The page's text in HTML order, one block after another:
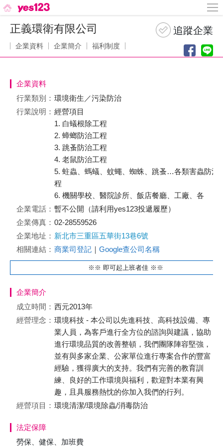
正義環衛有限公司
企業資料 企業簡介 福利制度
企業資料
行業類別： 環境衛生／污染防治
行業說明： 經營項目
1. 白蟻根除工程
2. 蟑螂防治工程
3. 跳蚤防治工程
4. 老鼠防治工程
5. 蛀蟲、螞蟻、蚊蠅、蜘蛛、跳蚤…各類害蟲防治
程
6. 機關學校、醫院診所、飯店餐廳、工廠、各
企業電話： 暫不公開（請利用yes123投遞履歷）
企業傳真： 02-28559526
企業地址： 新北市三重區五華街13巷6號
相關連結： 商業司登記 ｜ Google查公司名稱
※※ 即可起上班者佳 ※※
企業簡介
成立時間： 西元2013年
經營理念： 環境科技 - 本公司以先進科技、高科技設備、專
業人員，為客戶進行全方位的諮詢與建議，協助
進行環境品質的改善整頓，我們團隊陣容堅強，
並有與多家企業、公家單位進行專案合作的豐富
經驗，獲得廣大的支持。我們有完善的教育訓
練、良好的工作環境與福利，歡迎對本業有興
趣，且具服務熱忱的你加入我們的行列。
經營項目： 環境清潔/環境除蟲/消毒防治
法定保障
勞保、健保、加班費